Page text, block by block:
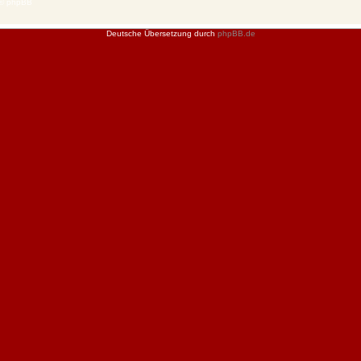
Deutsche Übersetzung durch phpBB.de